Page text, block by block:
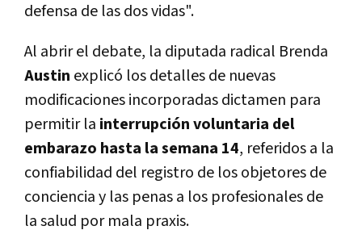
defensa de las dos vidas".
Al abrir el debate, la diputada radical Brenda
Austin explicó los detalles de nuevas
modificaciones incorporadas dictamen para
permitir la interrupción voluntaria del
embarazo hasta la semana 14, referidos a la
confiabilidad del registro de los objetores de
conciencia y las penas a los profesionales de
la salud por mala praxis.